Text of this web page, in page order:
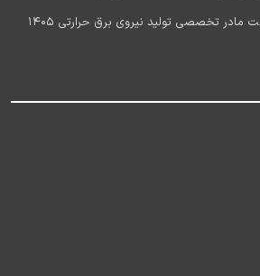
آخرین اخبار استخدام شرکت مادر تخصصی تولید نیروی برق حرارتی 1405